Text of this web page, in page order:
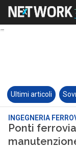
Ultimi articoli
INGEGNERIA
Ponti